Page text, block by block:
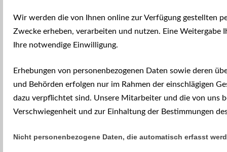
Wir werden die von Ihnen online zur Verfügung gestellten
Zwecke erheben, verarbeiten und nutzen. Eine
Ihre notwendige Einwilligung.
Erhebungen von personenbezogenen Daten sowie deren
und Behörden erfolgen nur im Rahmen der einschlägigen
dazu verpflichtet sind. Unsere Mitarbeiter und die von uns
Verschwiegenheit und zur Einhaltung der Bestimmungen
Nicht personenbezogene Daten, die automatisch erfasst